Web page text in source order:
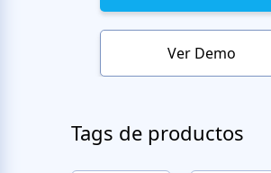
Ver Demo
Tags de productos